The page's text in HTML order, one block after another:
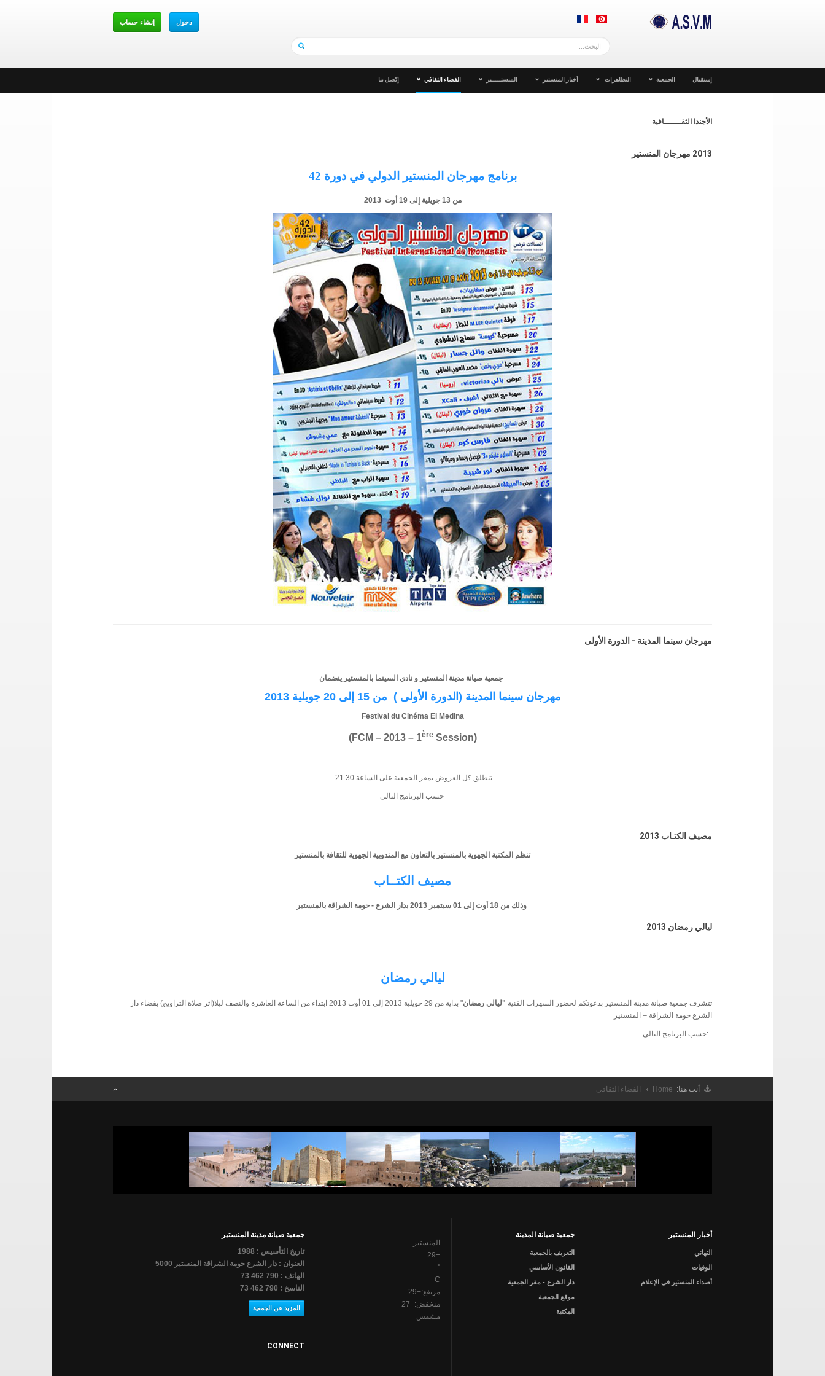
دخول إنشاء حساب
إستقبال الجمعية التظاهرات أخبار المنستير المنستـــــير الفضاء الثقافي إتّصل بنا
الأجندا الثقـــــــافية
2013 مهرجان المنستير
برنامج مهرجان المنستير الدولي في دورة 42
من 13 جويلية إلى 19 أوت 2013
مهرجان سينما المدينة - الدورة الأولى
جمعية صيانة مدينة المنستير و نادي السينما بالمنستير ينضمان
مهرجان سينما المدينة (الدورة الأولى ) من 15 إلى 20 جويلية 2013
Festival du Cinéma El Medina
(FCM – 2013 – 1
èreSession)
تنطلق كل العروض بمقر الجمعية على الساعة 21:30
حسب البرنامج التالي
مصيف الكتـاب 2013
تنظم المكتبة الجهوية بالمنستير بالتعاون مع المندوبية الجهوية للثقافة بالمنستير
مصيف الكتــاب
وذلك من 18 أوت إلى 01 سبتمبر 2013 بدار الشرع - حومة الشراقة بالمنستير
ليالي رمضان 2013
ليالي رمضان
تتشرف جمعية صيانة مدينة المنستير بدعوتكم لحضور السهرات الفنية "ليالي رمضان
" بداية من 29 جويلية 2013 إلى 01 أوت 2013 ابتداء من الساعة العاشرة والنصف ليلا(اثر صلاة التراويح) بفضاء دار
الشرع حومة الشراقة – المنستير
:حسب البرنامج التالي
أنت هنا: Home الفضاء الثقافي
أخبار المنستير
التهاني
الوفيات
أصداء المنستير في الإعلام
جمعية صيانة المدينة
التعريف بالجمعية
القانون الأساسي
دار الشرع - مقر الجمعية
موقع الجمعية
المكتبة
المنستير
+
29
°
C
مرتفع:+
29
منخفض:+
27
مشمس
جمعية صيانة مدينة المنستير
تاريخ التأسيس : 1988
العنوان : دار الشرع حومة الشراقة المنستير 5000
الهاتف : 790 462 73
الناسخ : 790 462 73
المزيد عن الجمعية
CONNECT